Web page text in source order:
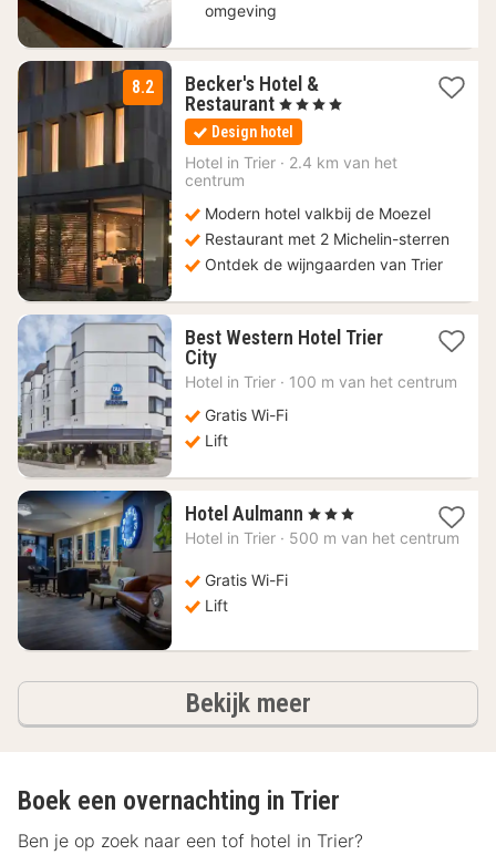
omgeving
8.2
Becker's Hotel &
Restaurant 1
nacht
vanaf
165,60
, 4 Sterren
Design hotel
Hotel in Trier · 2.4 km van het
centrum
Modern hotel valkbij de Moezel
Restaurant met 2 Michelin-sterren
Ontdek de wijngaarden van Trier
Best Western Hotel Trier
City1
nacht
118,01
€
Hotel in Trier · 100 m van het centrum
Gratis Wi-Fi
Lift
Hotel Aulmann 1
nacht
, 3 Sterren
Hotel in Trier · 500 m van het centrum
Gratis Wi-Fi
Lift
Bekijk meerhotels
Boek een overnachting in Trier
Ben je op zoek naar een tof hotel in Trier?